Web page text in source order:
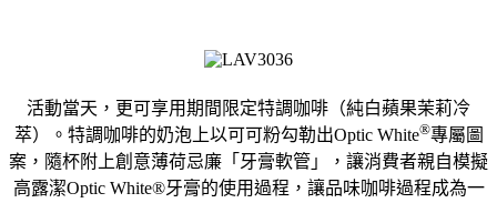
活動當天，更可享用期間限定特調咖啡（純白蘋果茉莉冷
萃）。特調咖啡的奶泡上以可可粉勾勒出Optic White®️專屬圖
案，隨杯附上創意薄荷忌廉「牙膏軟管」，讓消費者親自模擬
高露潔Optic White®️牙膏的使用過程，讓品味咖啡過程成為一